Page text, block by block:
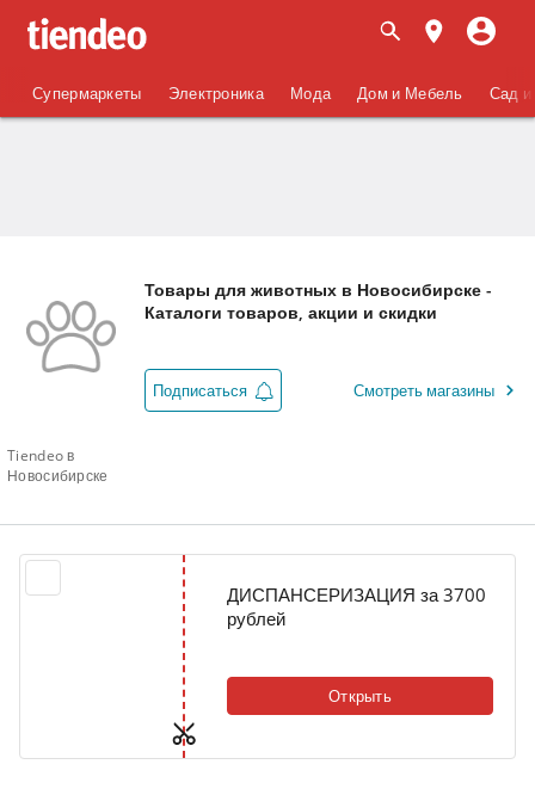
Супермаркеты Электроника Мода Дом и Мебель Сад и
Tiendeo в
Новосибирске
Товары для животных в Новосибирске -
Каталоги товаров, акции и скидки
Подписаться Смотреть магазины
ДИСПАНСЕРИЗАЦИЯ за 3700
рублей
Открыть